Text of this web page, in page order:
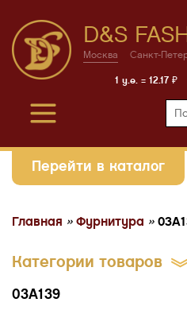
D&S
Москва Санкт-
1 у.е. = 12.17 ₽
Перейти в каталог
Главная » Фурнитура »
Категории товаров
03A139